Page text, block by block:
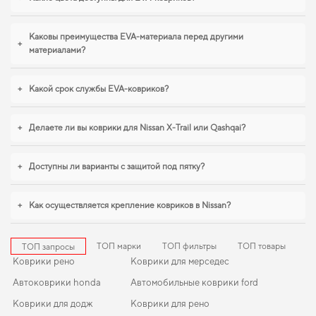
салон для mercedes benz e class ,eva коврики для peugeot 306
заботиться о вашем авто и рекомендовать продукцию, в надежности
которой уверены.
+
Каковы преимущества EVA-материала перед другими
материалами?
+ Какой срок службы EVA-ковриков?
+ Делаете ли вы коврики для Nissan X-Trail или Qashqai?
+ Доступны ли варианты с защитой под пятку?
+ Как осуществляется крепление ковриков в Nissan?
ТОП запросы ТОП марки ТОП фильтры ТОП товары
Коврики рено
Автоковрики honda
Коврики для додж
Коврики для мерседес
Автомобильные коврики ford
Коврики для рено